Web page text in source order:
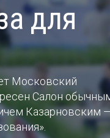
для
Московский
Салон
Казарновским